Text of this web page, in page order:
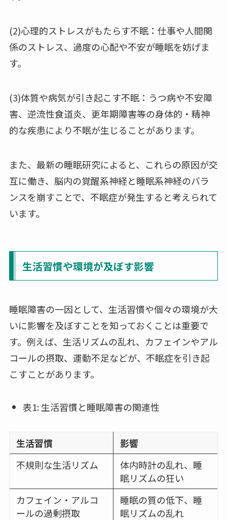
(2)心理的ストレスがもたらす不眠：仕事や人間関
係のストレス、過度の心配や不安が睡眠を妨げま
す。
(3)体質や病気が引き起こす不眠：うつ病や不安障
害、逆流性食道炎、更年期障害等の身体的・精神
的な疾患により不眠が生じることがあります。
また、最新の睡眠研究によると、これらの原因が交
互に働き、脳内の覚醒系神経と睡眠系神経のバラ
ンスを崩すことで、不眠症が発生すると考えられて
います。
生活習慣や環境が及ぼす影響
睡眠障害の一因として、生活習慣や個々の環境が大
いに影響を及ぼすことを知っておくことは重要で
す。例えば、生活リズムの乱れ、カフェインやアル
コールの摂取、運動不足などが、不眠症を引き起
こすことがあります。
表1: 生活習慣と睡眠障害の関連性
生活習慣
影響
不規則な生活リズム
体内時計の乱れ、睡
眠リズムの狂い
カフェイン・アルコ
ールの過剰摂取
睡眠の質の低下、睡
眠リズムの乱れ